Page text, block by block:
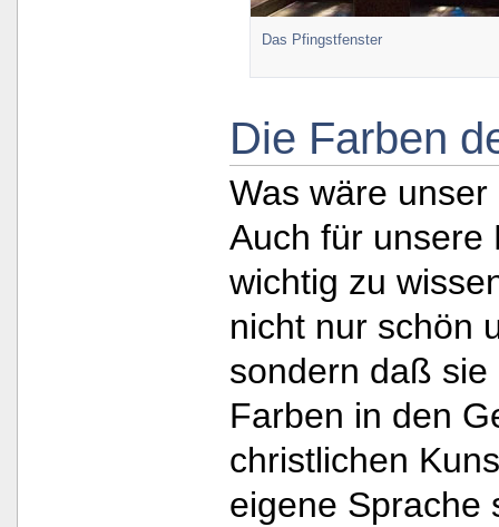
Das Pfingstfenster
Die Farben
Was wäre
Auch für unsere
wichtig zu
nicht nur schön
sondern daß
Farben in den
christlichen
eigene Sprache